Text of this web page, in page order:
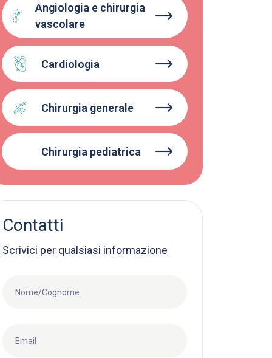
Angiologia e chirurgia
vascolare
Cardiologia
Chirurgia generale
Chirurgia pediatrica
Contatti
Scrivici per qualsiasi informazione